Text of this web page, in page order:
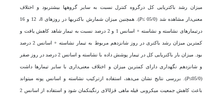
میزان رشد باکتریایی کل درگروه کنترل نسبت به سایر گروه­ها بیشتربود و اختلاف
معنی‌دار مشاهده شد (05/0 ≥
P
). همچنین میزان شمارش باکتری‎ها در روز‌های 8، 12 و 16
درتیمار­های نشاسته و نشاسته + اسانس 1 و 2 درصد نسبت به تیمار شاهد کاهش یافت و
کمترین میزان رشد باکتری در روز شانزدهم مربوط به تیمار نشاسته + اسانس 2 درصد
بود. میزان بار باکتریایی کل در تیمار پوشش داده با نشاسته و اسانس 2 درصد در روز صفر
و شانزدهم نگهداری دارای کمترین میزان و اختلاف معنی‌داری با سایر تیمار­ها داشت
(05/0≥
P). بررسی نتایج نشان می‌دهد، استفاده ازترکیب نشاسته و اسانس پونه می­تواند
باعث کاهش جمعیت میکروبی فیله ماهی قزل­الای رنگین­کمان شود و استفاده از اسانس 2